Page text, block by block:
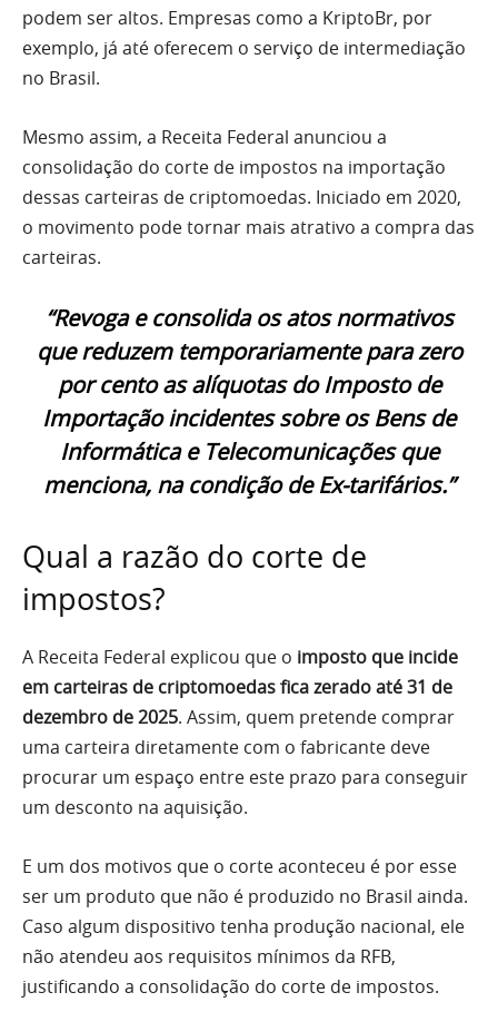
podem ser altos. Empresas como a KriptoBr, por
exemplo, já até oferecem o serviço de intermediação
no Brasil.
Mesmo assim, a Receita Federal anunciou a
consolidação do corte de impostos na importação
dessas carteiras de criptomoedas. Iniciado em 2020,
o movimento pode tornar mais atrativo a compra das
carteiras.
“Revoga e consolida os atos normativos
que reduzem temporariamente para zero
por cento as alíquotas do Imposto de
Importação incidentes sobre os Bens de
Informática e Telecomunicações que
menciona, na condição de Ex-tarifários.”
Qual a razão do corte de
impostos?
A Receita Federal explicou que o imposto que incide
em carteiras de criptomoedas fica zerado até 31 de
dezembro de 2025. Assim, quem pretende comprar
uma carteira diretamente com o fabricante deve
procurar um espaço entre este prazo para conseguir
um desconto na aquisição.
E um dos motivos que o corte aconteceu é por esse
ser um produto que não é produzido no Brasil ainda.
Caso algum dispositivo tenha produção nacional, ele
não atendeu aos requisitos mínimos da RFB,
justificando a consolidação do corte de impostos.